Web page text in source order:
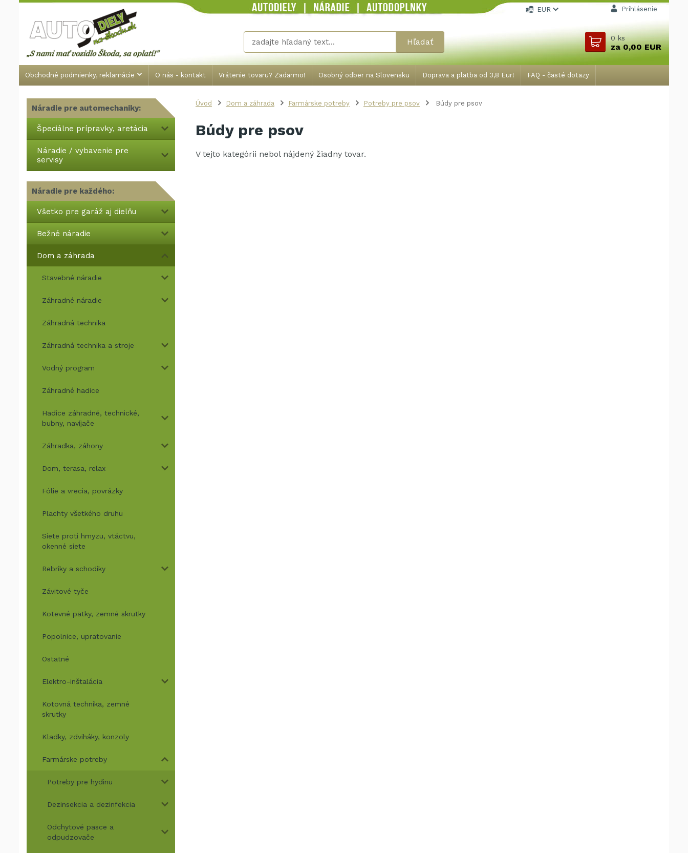
Obchodné podmienky, reklamácie O nás - kontakt Vrátenie tovaru? Zadarmo! Osobný odber na Slovensku Doprava a platba od 3,8 Eur! FAQ - časté dotazy
EUR Prihlásenie
Hľadať 0ks
za0,00 EUR
Náradie pre automechaniky:
Špeciálne prípravky, aretácia
Náradie / vybavenie pre
servisy
Náradie pre každého:
Všetko pre garáž aj dielňu
Bežné náradie
Dom a záhrada
Stavebné náradie
Záhradné náradie
Záhradná technika
Záhradná technika a stroje
Vodný program
Záhradné hadice
Hadice záhradné, technické,
bubny, navíjače
Záhradka, záhony
Dom, terasa, relax
Fólie a vrecia, povrázky
Plachty všetkého druhu
Siete proti hmyzu, vtáctvu,
okenné siete
Rebríky a schodíky
Závitové tyče
Kotevné pätky, zemné skrutky
Popolnice, upratovanie
Ostatné
Elektro-inštalácia
Kotovná technika, zemné
skrutky
Kladky, zdviháky, konzoly
Farmárske potreby
Potreby pre hydinu
Dezinsekcia a dezinfekcia
Odchytové pasce a
odpudzovače
Úvod Dom a záhrada Farmárske potreby Potreby pre psov Búdy pre psov
Búdy pre psov
V tejto kategórii nebol nájdený žiadny tovar.